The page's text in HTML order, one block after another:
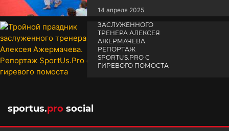
14 апреля 2025
ЗАСЛУЖЕННОГО
ТРЕНЕРА АЛЕКСЕЯ
АЖЕРМАЧЕВА.
РЕПОРТАЖ
SPORTUS.PRO С
ГИРЕВОГО ПОМОСТА
sportus.pro social